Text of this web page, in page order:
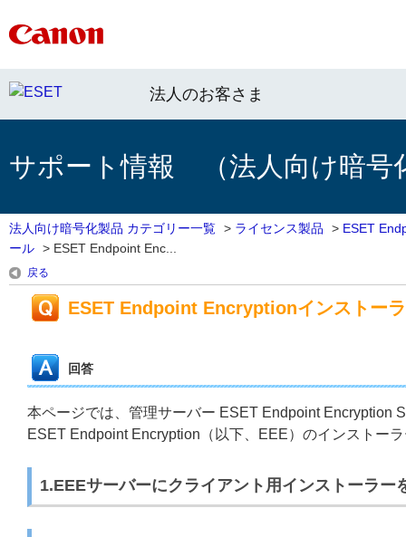
法人のお客さま
サポート情報 （法人向け暗号
法人向け暗号化製品 カテゴリー一覧 > ライセンス製品 > ESET
ール > ESET Endpoint Enc...
戻る
ESET Endpoint Encryptionインストー
回答
本ページでは、管理サーバー ESET Endpoint Encryption
ESET Endpoint Encryption（以下、EEE）のインストー
1.EEEサーバーにクライアント用インストーラー